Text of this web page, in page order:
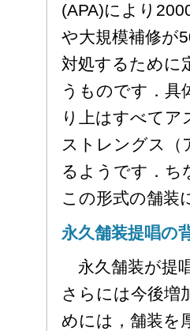
(APA)により
や大規模補修が
対処するために
うものです．具
り上はすべてア
ストレングス（
るようです．ち
この形式の舗装
永久舗装提唱の
永久舗装が提
さらには今後増
めには，舗装を